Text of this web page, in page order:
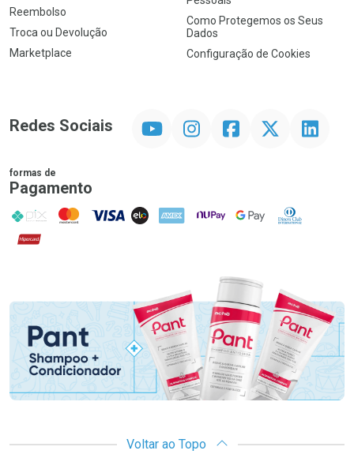
Reembolso
Troca ou Devolução
Marketplace
Como Protegemos os Seus
Dados
Configuração de Cookies
Redes Sociais InstagramFacebookTwitter Linkedin
formas de
Pagamento
PIX MasterCard
VISA ELO AMEX NuPay Google PayDiners Club
Hipercard
Promoção em Destaque
Voltar ao Topo